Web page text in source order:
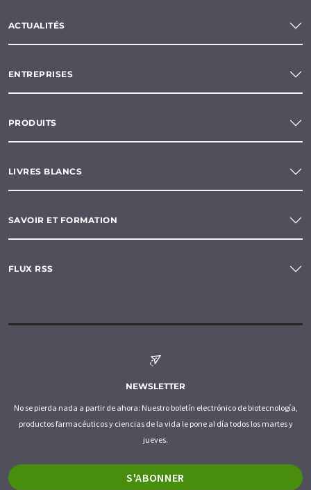
ACTUALITÉS
ENTREPRISES
PRODUITS
LIVRES BLANCS
SAVOIR ET FORMATION
FLUX RSS
NEWSLETTER
No se pierda nada a partir de ahora: Nuestro boletín electrónico de biotecnología,
productos farmacéuticos y ciencias de la vida le pone al día todos los martes y
jueves.
S'ABONNER